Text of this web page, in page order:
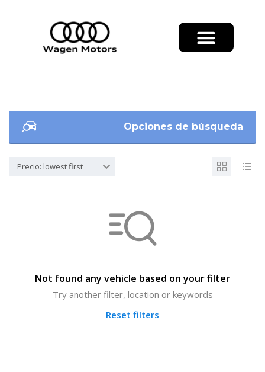
Opciones de búsqueda
Precio: lowest first
Not found any vehicle based on your filter
Try another filter, location or keywords
Reset filters